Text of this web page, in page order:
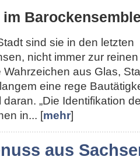
sind sie in den letzten
nicht immer zur
aus Glas,
eine rege
„Die Identifikation
in... [mehr]
aus